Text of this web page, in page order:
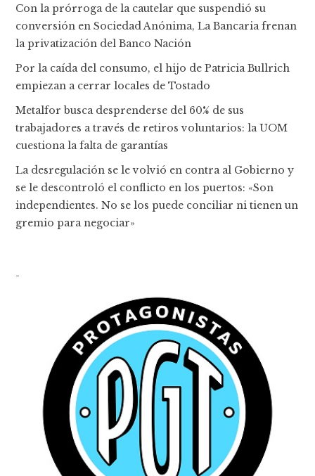
Con la prórroga de la cautelar que suspendió su
conversión en Sociedad Anónima, La Bancaria frenan
la privatización del Banco Nación
Por la caída del consumo, el hijo de Patricia Bullrich
empiezan a cerrar locales de Tostado
Metalfor busca desprenderse del 60% de sus
trabajadores a través de retiros voluntarios: la UOM
cuestiona la falta de garantías
La desregulación se le volvió en contra al Gobierno y
se le descontroló el conflicto en los puertos: «Son
independientes. No se los puede conciliar ni tienen un
gremio para negociar»
-